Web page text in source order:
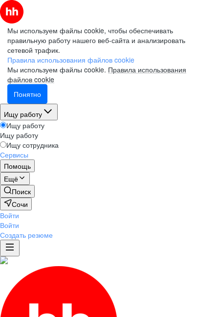
Мы используем файлы cookie, чтобы обеспечивать
правильную работу нашего веб-сайта и анализировать
сетевой трафик.
Правила использования файлов cookie
Мы используем файлы cookie. Правила использования
файлов cookie
Понятно
Ищу работу
Ищу работу
Ищу работу
Ищу сотрудника
Сервисы
Помощь
Ещё
Поиск
Сочи
Войти
Войти
Создать резюме